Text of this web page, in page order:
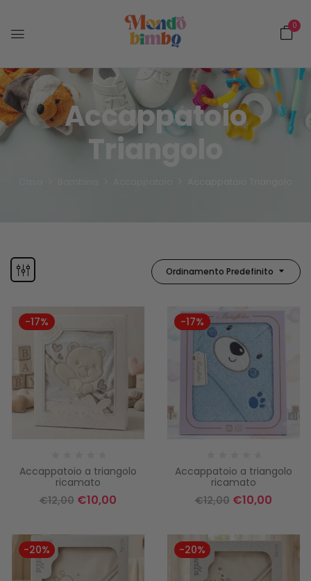
0
Accappatoio
Triangolo
Ordinamento Predefinito
-17%
Accappatoio a triangolo
ricamato
€12,00 €10,00
-17%
Accappatoio a triangolo
ricamato
€12,00 €10,00
-20% -20%